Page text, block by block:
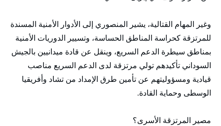
وغير المهام القتالية، يشير المنصوري إلى الأدوار الأمنية المسندة
للمرتزقة كحراسة المناطق الحساسة، وتسيير الدوريات الأمنية
بمناطق سيطرة الدعم السريع، وينقل عن قادة ميدانيين بالجيش
السوداني تأكيدهم تولي مرتزقة لدى الدعم السريع مناصب
قيادية ومسؤوليتهم عن تأمين طرق الإمداد من تشاد وأفريقيا
الوسطى وحماية القادة.
مصير المرتزقة الأسرى؟